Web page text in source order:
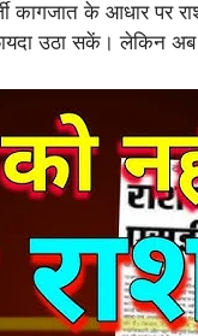
कागजात के आधार पर
उठा सकें। लेकिन अब